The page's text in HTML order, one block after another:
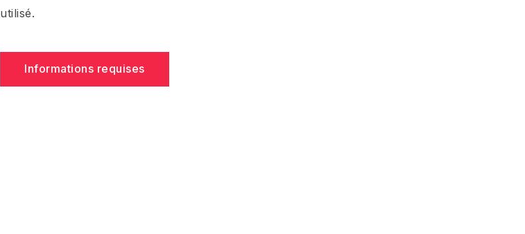
utilisé.
Informations requises